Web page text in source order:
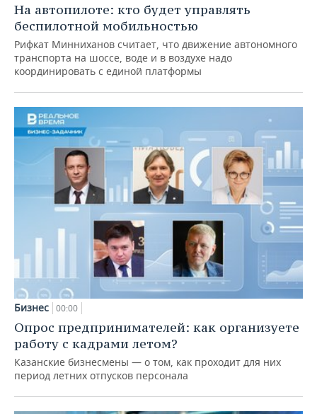
На автопилоте: кто будет управлять
беспилотной мобильностью
Рифкат Минниханов считает, что движение автономного
транспорта на шоссе, воде и в воздухе надо
координировать с единой платформы
Бизнес 00:00
Опрос предпринимателей: как организуете
работу с кадрами летом?
Казанские бизнесмены — о том, как проходит для них
период летних отпусков персонала